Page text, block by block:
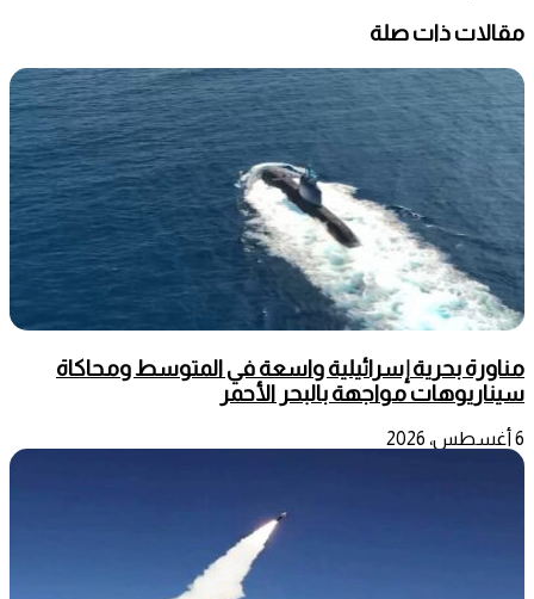
مقالات ذات صلة
مناورة بحرية إسرائيلية واسعة في المتوسط ومحاكاة
سيناريوهات مواجهة بالبحر الأحمر
6 أغسطس، 2026